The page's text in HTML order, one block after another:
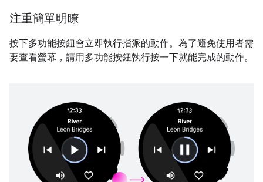
注重簡單明瞭
按下多功能按鈕會立即執行指派的動作。為了避免使用者需
要查看螢幕，請用多功能按鈕執行按一下就能完成的動作。